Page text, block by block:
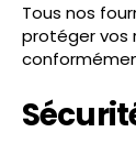
Tous nos
protéger vos